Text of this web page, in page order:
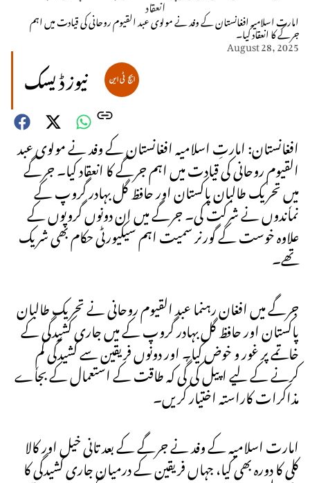
امارتِ اسلامیہ افغانستان کے وفد نے مولوی عبد القیوم روحانی کی قیادت میں اہم
جرگے کا انعقاد کیا۔
August 28, 2025
نیوز ڈیسک
افغانستان: امارتِ اسلامیہ افغانستان کے وفد نے مولوی عبد
القیوم روحانی کی قیادت میں اہم جرگے کا انعقاد کیا۔ جرگے
میں تحریک طالبان پاکستان اور حافظ گل بہادر گروپ کے
نماٗندوں نے شرکت کی۔ جرگے میں ان دونوں گروپوں کے
علاوہ خوست کے گورنر سمیت اہم سیکیورٹی حکام بھی شریک
تھے۔
جرگے میں افغان رہنما عبد القیوم روحانی نے تحریک طالبان
پاکستان اور حافظ گل بہادر گروپ کے میں جاری کشیدگی کے
خاتمے پر غور و خوض کیا۔ اور دونوں فریقین سے کشیدگی کم
کرنے کے لیے اپیل کی گٗی کہ طاقت کے استعمال کے بجاٗے
مذاکرات کاراستہ اختیار کریں۔
امارت اسلامیہ کے وفد نے جرگے کے بعد تانی خیل اور کالا
کلی کا دورہ بھی کیا، جہاں فریقین کے درمیان جاری کشیدگی کا